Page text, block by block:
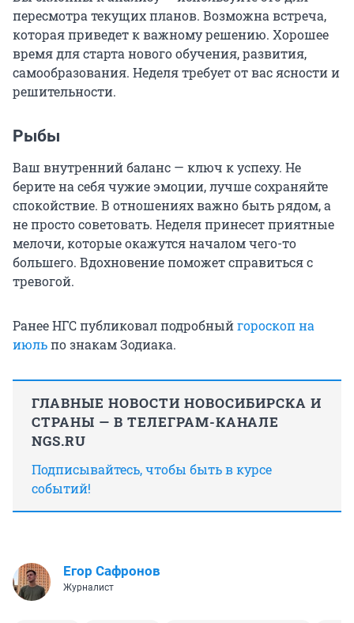
пересмотра текущих планов. Возможна встреча,
которая приведет к важному решению. Хорошее
время для старта нового обучения, развития,
самообразования. Неделя требует от вас ясности и
решительности.
Рыбы
Ваш внутренний баланс — ключ к успеху. Не
берите на себя чужие эмоции, лучше сохраняйте
спокойствие. В отношениях важно быть рядом, а
не просто советовать. Неделя принесет приятные
мелочи, которые окажутся началом чего-то
большего. Вдохновение поможет справиться с
тревогой.
Ранее НГС публиковал подробныйгороскоп на
июльпо знакам Зодиака.
ГЛАВНЫЕ НОВОСТИ НОВОСИБИРСКА И
СТРАНЫ — В ТЕЛЕГРАМ-КАНАЛЕ
NGS.RU
Подписывайтесь, чтобы быть в курсе
событий!
Егор Сафронов
Журналист